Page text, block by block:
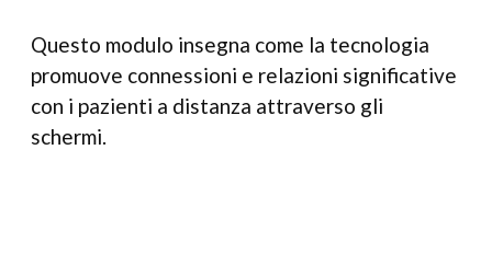
Questo modulo insegna come la tecnologia
promuove connessioni e relazioni significative
con i pazienti a distanza attraverso gli
schermi.